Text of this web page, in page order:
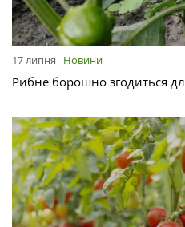
17 липня Новини
Рибне борошно згодиться